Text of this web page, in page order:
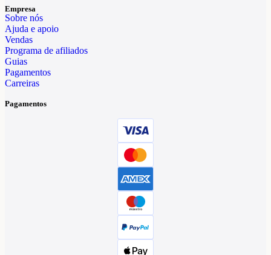
Empresa
Sobre nós
Ajuda e apoio
Vendas
Programa de afiliados
Guias
Pagamentos
Carreiras
Pagamentos